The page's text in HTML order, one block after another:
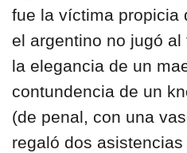
fue la víctima propicia
el argentino no jugó
la elegancia de un
contundencia de un
(de penal, con una
regaló dos